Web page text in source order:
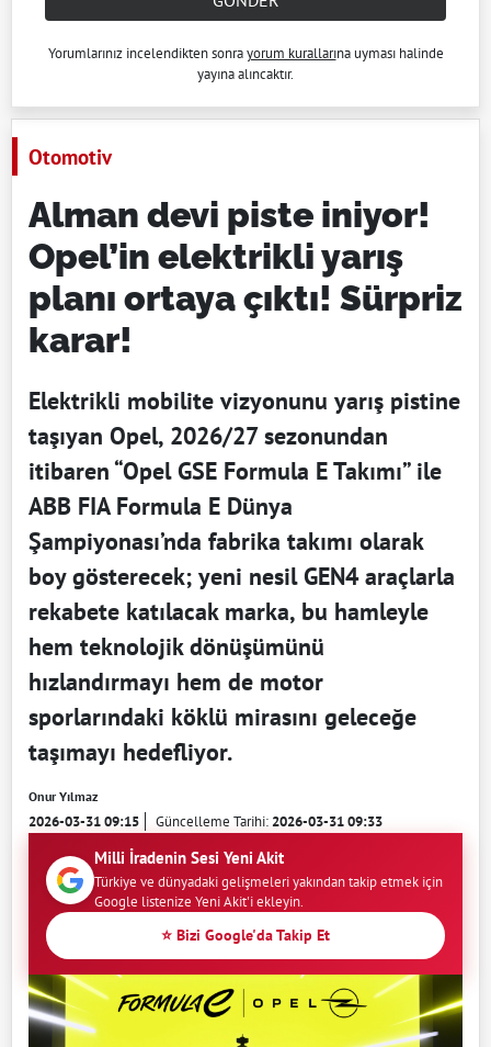
Yorumlarınız incelendikten sonrayorum kurallarına uyması halinde
yayına alıncaktır.
Otomotiv
Alman devi piste iniyor!
Opel’in elektrikli yarış
planı ortaya çıktı! Sürpriz
karar!
Elektrikli mobilite vizyonunu yarış pistine
taşıyan Opel, 2026/27 sezonundan
itibaren “Opel GSE Formula E Takımı” ile
ABB FIA Formula E Dünya
Şampiyonası’nda fabrika takımı olarak
boy gösterecek; yeni nesil GEN4 araçlarla
rekabete katılacak marka, bu hamleyle
hem teknolojik dönüşümünü
hızlandırmayı hem de motor
sporlarındaki köklü mirasını geleceğe
taşımayı hedefliyor.
Onur Yılmaz
2026-03-31 09:15 Güncelleme Tarihi:2026-03-31 09:33
Milli İradenin Sesi Yeni Akit
Türkiye ve dünyadaki gelişmeleri yakından takip etmek için
Google listenize Yeni Akit'i ekleyin.
⭐ Bizi Google'da Takip Et